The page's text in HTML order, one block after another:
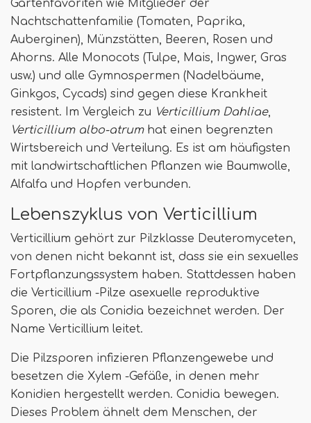
Gartenfavoriten wie Mitglieder der
Nachtschattenfamilie (Tomaten, Paprika,
Auberginen), Münzstätten, Beeren, Rosen und
Ahorns. Alle Monocots (Tulpe, Mais, Ingwer, Gras
usw.) und alle Gymnospermen (Nadelbäume,
Ginkgos, Cycads) sind gegen diese Krankheit
resistent. Im Vergleich zu Verticillium Dahliae,
Verticillium albo-atrum hat einen begrenzten
Wirtsbereich und Verteilung. Es ist am häufigsten
mit landwirtschaftlichen Pflanzen wie Baumwolle,
Alfalfa und Hopfen verbunden.
Lebenszyklus von Verticillium
Verticillium gehört zur Pilzklasse Deuteromyceten,
von denen nicht bekannt ist, dass sie ein sexuelles
Fortpflanzungssystem haben. Stattdessen haben
die Verticillium -Pilze asexuelle reproduktive
Sporen, die als Conidia bezeichnet werden. Der
Name Verticillium leitet.
Die Pilzsporen infizieren Pflanzengewebe und
besetzen die Xylem -Gefäße, in denen mehr
Konidien hergestellt werden. Conidia bewegen.
Dieses Problem ähnelt dem Menschen, der